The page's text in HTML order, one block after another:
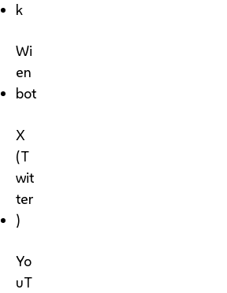
k
Wi
en
bot
X
(T
wit
ter
)
Yo
uT